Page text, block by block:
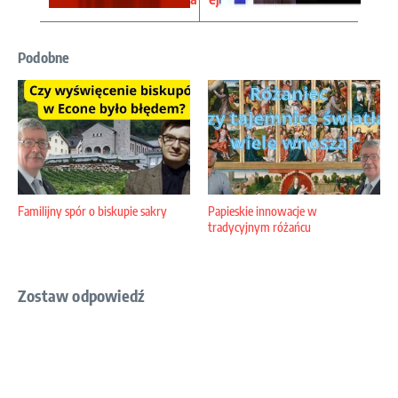
Podobne
Familijny spór o biskupie sakry
Papieskie innowacje w
tradycyjnym różańcu
Zostaw odpowiedź